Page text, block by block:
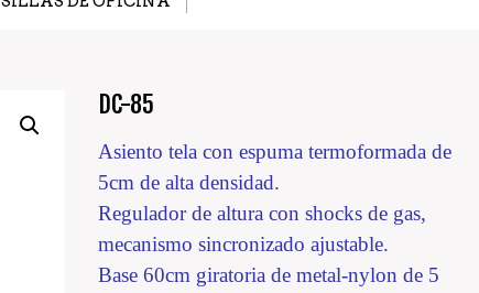
DC-85
Asiento tela con espuma termoformada de
5cm de alta densidad.
Regulador de altura con shocks de gas,
mecanismo sincronizado ajustable.
Base 60cm giratoria de metal-nylon de 5